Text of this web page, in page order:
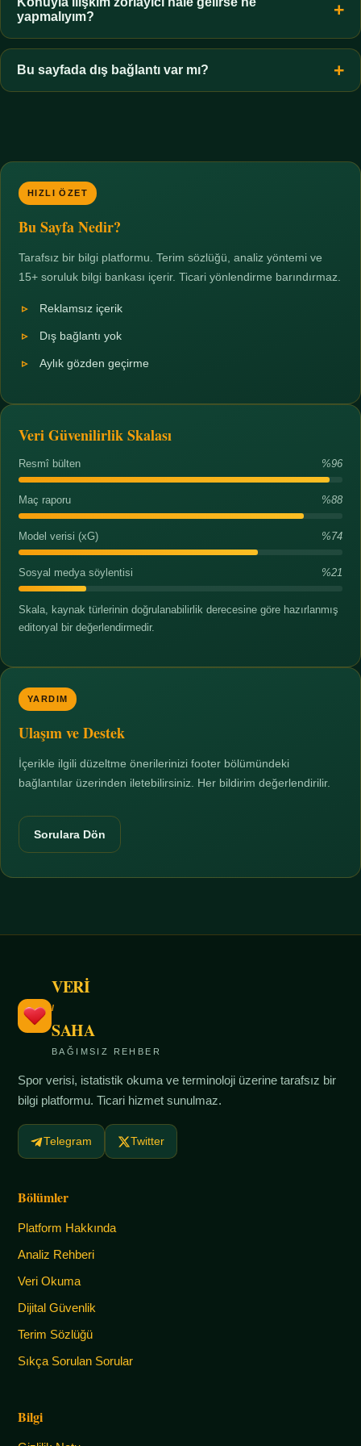
zorunluluktur.
yapmalıyım?
Zaman sınırı koyun, harcadığınız süreyi ölçün ve gerekirse
profesyonel destek alın. Türkiye'de ücretsiz danışma hatları
mevcuttur; yardım istemek güçlü bir adımdır.
Bu sayfada dış bağlantı var mı?
HIZLI ÖZET
Bu Sayfa Nedir?
Tarafsız bir bilgi platformu. Terim sözlüğü, analiz yöntemi ve
15+ soruluk bilgi bankası içerir. Ticari yönlendirme barındırmaz.
Reklamsız içerik
Dış bağlantı yok
Aylık gözden geçirme
Veri Güvenilirlik Skalası
Resmî bülten %96
Maç raporu %88
Model verisi (xG) %74
Sosyal medya söylentisi %21
Skala, kaynak türlerinin doğrulanabilirlik derecesine göre hazırlanmış
editoryal bir değerlendirmedir.
YARDIM
Ulaşım ve Destek
İçerikle ilgili düzeltme önerilerinizi footer bölümündeki
bağlantılar üzerinden iletebilirsiniz. Her bildirim değerlendirilir.
Sorulara Dön
VERİ
/
SAHA
BAĞIMSIZ REHBER
Spor verisi, istatistik okuma ve terminoloji üzerine tarafsız bir
bilgi platformu. Ticari hizmet sunulmaz.
Telegram Twitter
Bölümler
Platform Hakkında
Analiz Rehberi
Veri Okuma
Dijital Güvenlik
Terim Sözlüğü
Sıkça Sorulan Sorular
Bilgi